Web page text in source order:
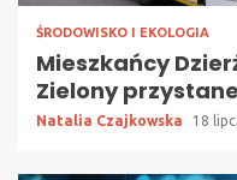
ŚRODOWISKO I EKOLOGIA
Mieszkańcy
Zielony
Natalia Czajkowska 18